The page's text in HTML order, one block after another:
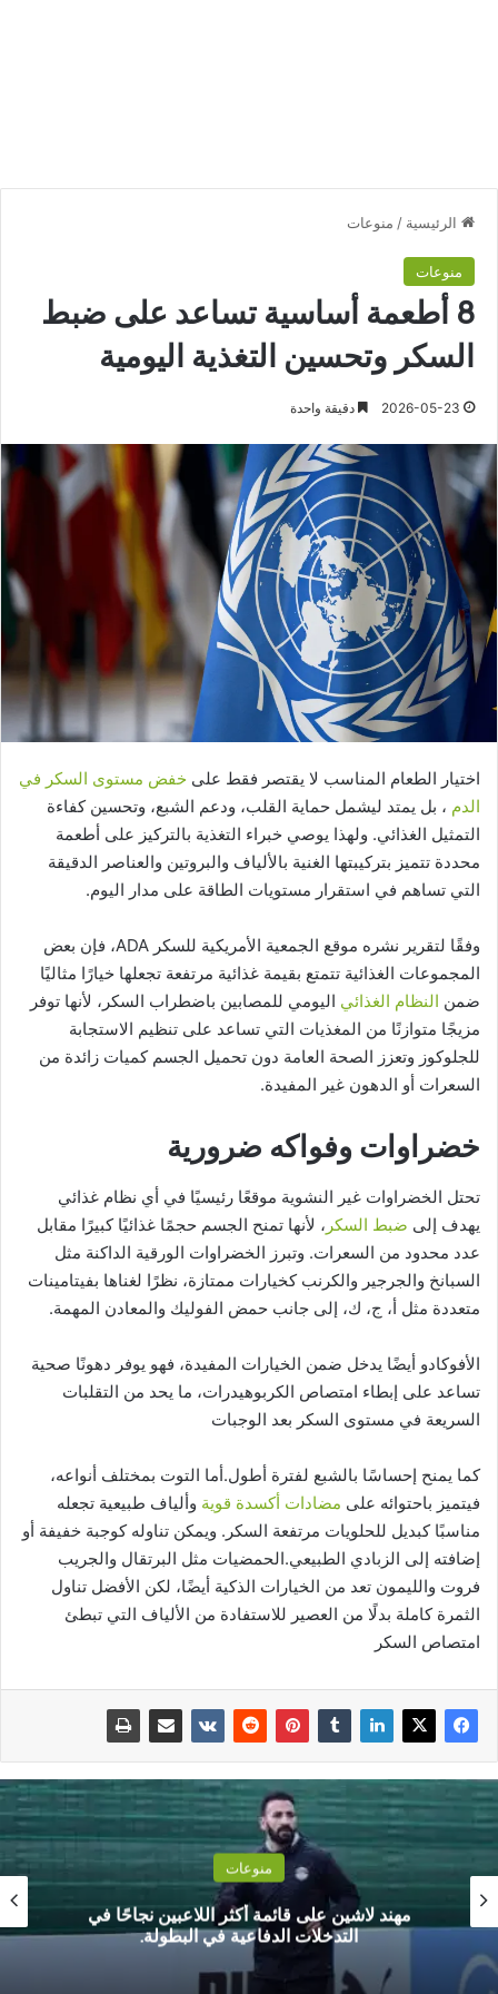
الرئيسية / منوعات
منوعات
8 أطعمة أساسية تساعد على ضبط
السكر وتحسين التغذية اليومية
2026-05-23 دقيقة واحدة
اختيار الطعام المناسب لا يقتصر فقط على خفض مستوى السكر في
الدم ، بل يمتد ليشمل حماية القلب، ودعم الشبع، وتحسين كفاءة
التمثيل الغذائي. ولهذا يوصي خبراء التغذية بالتركيز على أطعمة
محددة تتميز بتركيبتها الغنية بالألياف والبروتين والعناصر الدقيقة
التي تساهم في استقرار مستويات الطاقة على مدار اليوم.
وفقًا لتقرير نشره موقع الجمعية الأمريكية للسكر ADA، فإن بعض
المجموعات الغذائية تتمتع بقيمة غذائية مرتفعة تجعلها خيارًا مثاليًا
ضمن النظام الغذائي اليومي للمصابين باضطراب السكر، لأنها توفر
مزيجًا متوازنًا من المغذيات التي تساعد على تنظيم الاستجابة
للجلوكوز وتعزز الصحة العامة دون تحميل الجسم كميات زائدة من
السعرات أو الدهون غير المفيدة.
خضراوات وفواكه ضرورية
تحتل الخضراوات غير النشوية موقعًا رئيسيًا في أي نظام غذائي
يهدف إلى ضبط السكر ، لأنها تمنح الجسم حجمًا غذائيًا كبيرًا مقابل
عدد محدود من السعرات. وتبرز الخضراوات الورقية الداكنة مثل
السبانخ والجرجير والكرنب كخيارات ممتازة، نظرًا لغناها بفيتامينات
متعددة مثل أ، ج، ك، إلى جانب حمض الفوليك والمعادن المهمة.
الأفوكادو أيضًا يدخل ضمن الخيارات المفيدة، فهو يوفر دهونًا صحية
تساعد على إبطاء امتصاص الكربوهيدرات، ما يحد من التقلبات
السريعة في مستوى السكر بعد الوجبات
كما يمنح إحساسًا بالشبع لفترة أطول.أما التوت بمختلف أنواعه،
فيتميز باحتوائه على مضادات أكسدة قوية وألياف طبيعية تجعله
مناسبًا كبديل للحلويات مرتفعة السكر. ويمكن تناوله كوجبة خفيفة أو
إضافته إلى الزبادي الطبيعي.الحمضيات مثل البرتقال والجريب
فروت والليمون تعد من الخيارات الذكية أيضًا، لكن الأفضل تناول
الثمرة كاملة بدلًا من العصير للاستفادة من الألياف التي تبطئ
امتصاص السكر
منوعات
مهند لاشين على قائمة أكثر اللاعبين نجاحًا في
التدخلات الدفاعية في البطولة.